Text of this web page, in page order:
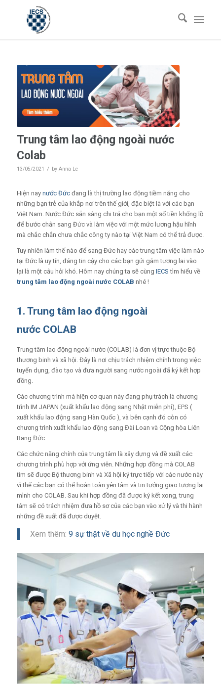
Trung tâm lao động ngoài nước
Colab
13/05/2021 / by Anna Le
Hiện nay nước Đứcđang là thị trường lao động tiềm năng cho
những bạn trẻ của khắp nơi trên thế giới, đặc biệt là với các bạn
Việt Nam. Nước Đức sẵn sàng chi trả cho bạn một số tiền khổng lồ
để bước chân sang Đức và làm việc với một mức lương hậu hĩnh
mà chắc chắn chưa chắc công ty nào tại Việt Nam có thể trả được.
Tuy nhiên làm thế nào để sang Đức hay các trung tâm việc làm nào
tại Đức là uy tín, đáng tin cậy cho các bạn gửi gắm tương lai vào
lại là một câu hỏi khó. Hôm nay chúng ta sẽ cùng IECS tìm hiểu về
trung tâm lao động ngoài nước COLAB nhé !
1. Trung tâm lao động ngoài
nước COLAB
Trung tâm lao động ngoài nước (COLAB) là đơn vị trực thuộc Bộ
thương binh và xã hội. Đây là nơi chịu trách nhiệm chính trong việc
tuyển dụng, đào tạo và đưa người sang nước ngoài đã ký kết hợp
đồng.
Các chương trình mà hiện cơ quan này đang phụ trách là chương
trình IM JAPAN (xuất khẩu lao động sang Nhật miễn phí), EPS (
xuất khẩu lao động sang Hàn Quốc ), và bên cạnh đó còn có
chương trình xuất khẩu lao động sang Đài Loan và Cộng hòa Liên
Bang Đức.
Các chức năng chính của trung tâm là xây dựng và đề xuất các
chương trình phù hợp với ứng viên. Những hợp đồng mà COLAB
tìm sẽ được Bộ thương binh và Xã hội ký trực tiếp với các nước này
vì thế các bạn có thể hoàn toàn yên tâm và tin tưởng giao tương lai
mình cho COLAB. Sau khi hợp đồng đã được ký kết xong, trung
tâm sẽ có trách nhiệm đưa hồ sơ của các bạn vào xử lý và thi hành
những đề xuất đã được duyệt.
Xem thêm: 9 sự thật về du học nghề Đức